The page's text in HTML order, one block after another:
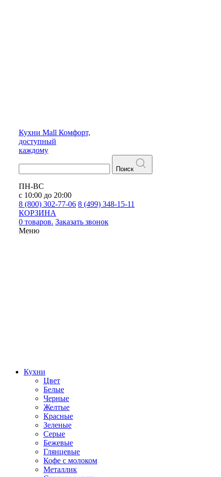
Кухни Mall Комфорт,
доступный
каждому
Поиск
ПН-ВС
с 10:00 до 20:00
8 (800) 302-77-06 8 (499) 348-15-11
КОРЗИНА
0 товаров. Заказать звонок
Меню
Кухни
Цвет
Белые
Черные
Желтые
Красные
Зеленые
Серые
Бежевые
Глянцевые
Кофе с молоком
Металлик